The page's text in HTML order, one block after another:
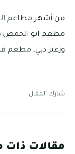
من أشهر مطاعم
مطعم ابو الحمص
وزعتر دبي، مطعم
شارك المقال:
مقالات ذات